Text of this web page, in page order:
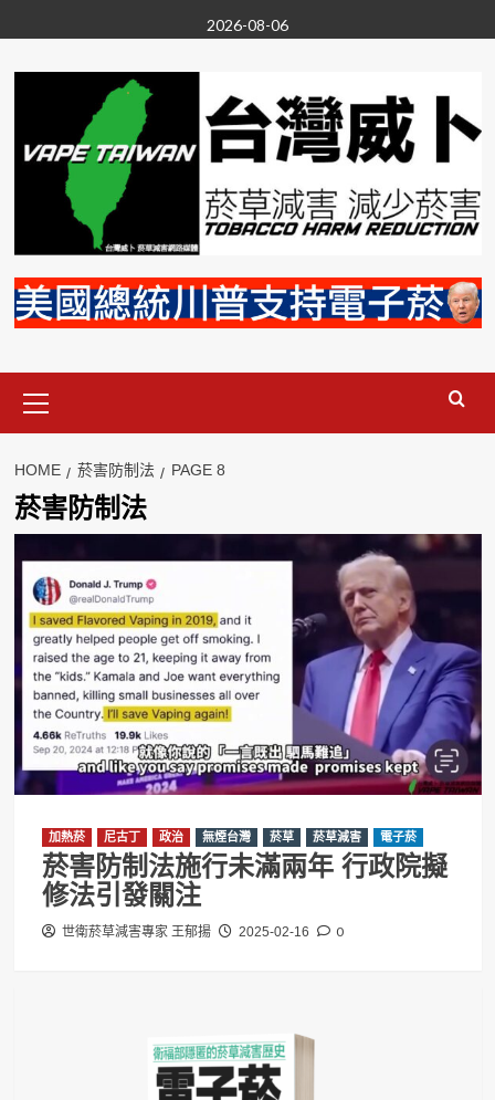
to
content
2026-08-06
Menu
HOME 菸害防制法 PAGE 8
菸害防制法
加熱菸 尼古丁 政治 無煙台灣 菸草 菸草減害 電子菸
菸害防制法施行未滿兩年 行政院擬
修法引發關注
世衛菸草減害專家 王郁揚 2025-02-16 0